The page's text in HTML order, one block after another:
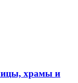
храмы и